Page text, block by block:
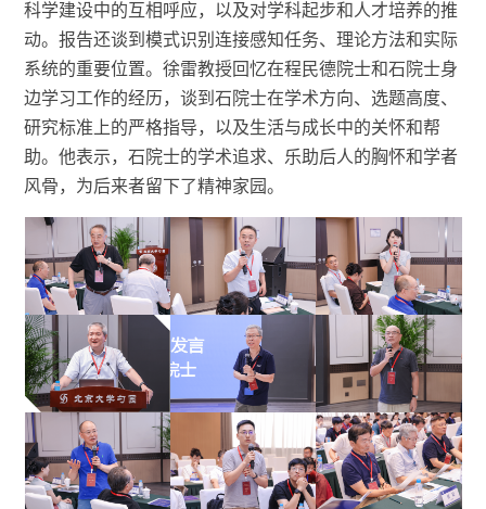
科学建设中的互相呼应，以及对学科起步和人才培养的推
动。报告还谈到模式识别连接感知任务、理论方法和实际
系统的重要位置。徐雷教授回忆在程民德院士和石院士身
边学习工作的经历，谈到石院士在学术方向、选题高度、
研究标准上的严格指导，以及生活与成长中的关怀和帮
助。他表示，石院士的学术追求、乐助后人的胸怀和学者
风骨，为后来者留下了精神家园。